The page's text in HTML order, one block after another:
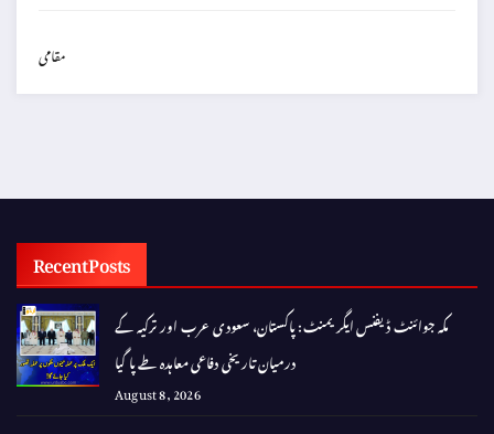
مقامی
Recent Posts
مکہ جوائنٹ ڈیفنس ایگریمنٹ: پاکستان، سعودی عرب اور ترکیہ کے
درمیان تاریخی دفاعی معاہدہ طے پا گیا
August 8, 2026